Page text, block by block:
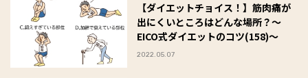
【ダイエットチョイス！】筋肉痛が
出にくいところはどんな場所？～
EICO式ダイエットのコツ(158)～
2022.05.07